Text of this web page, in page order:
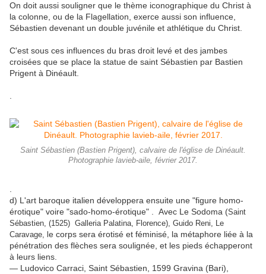
On doit aussi souligner que le thème iconographique du Christ à
la colonne, ou de la Flagellation, exerce aussi son influence,
Sébastien devenant un double juvénile et athlétique du Christ.
C'est sous ces influences du bras droit levé et des jambes
croisées que se place la statue de saint Sébastien par Bastien
Prigent à Dinéault.
Saint Sébastien (Bastien Prigent), calvaire de l'église de Dinéault.
Photographie lavieb-aile, février 2017.
d) L'art baroque italien développera ensuite une "figure homo-
érotique" voire "sado-homo-érotique" . Avec Le Sodoma (Saint
Sébastien, (1525) Galleria Palatina, Florence), Guido Reni, Le
Caravage, l e corps sera érotisé et féminisé, la métaphore liée à la
pénétration des flèches sera soulignée, et les pieds échapperont
à leurs liens.
— Ludovico Carraci, Saint Sébastien, 1599 Gravina (Bari),